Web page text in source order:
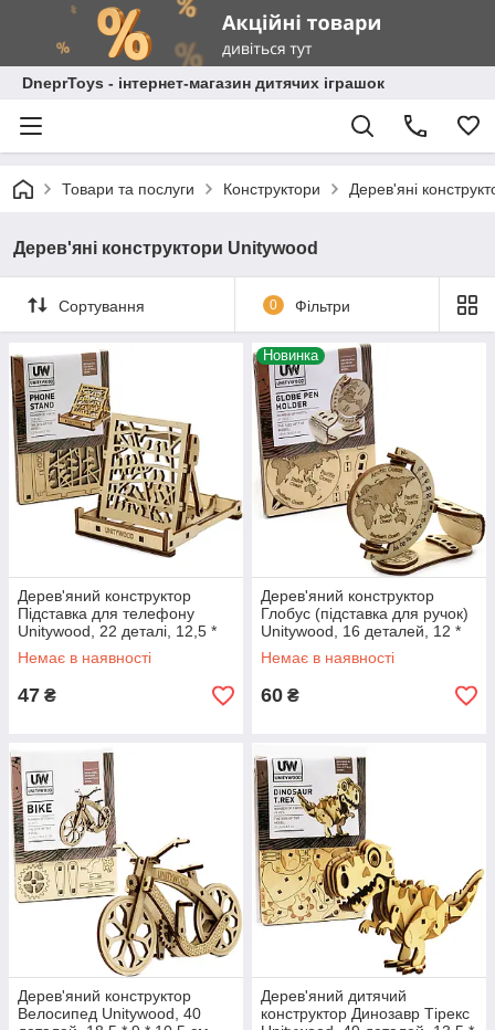
DneprToys - інтернет-магазин дитячих іграшок
Товари та послуги Конструктори Дерев'яні
Дерев'яні конструктори Unitywood
Сортування 0 Фільтри
Дерев'яний конструктор
Підставка для телефону
Unitywood, 22 деталі, 12,5 *
10 * 7,5 см (UW-001)
Немає в наявності
47 ₴
Новинка
Дерев'яний конструктор
Глобус (підставка для ручок)
Unitywood, 16 деталей, 12 *
6,5 * 10 см (UW-002)
Немає в наявності
60 ₴
Дерев'яний конструктор
Велосипед Unitywood, 40
Дерев'яний дитячий
конструктор Динозавр Тірекс